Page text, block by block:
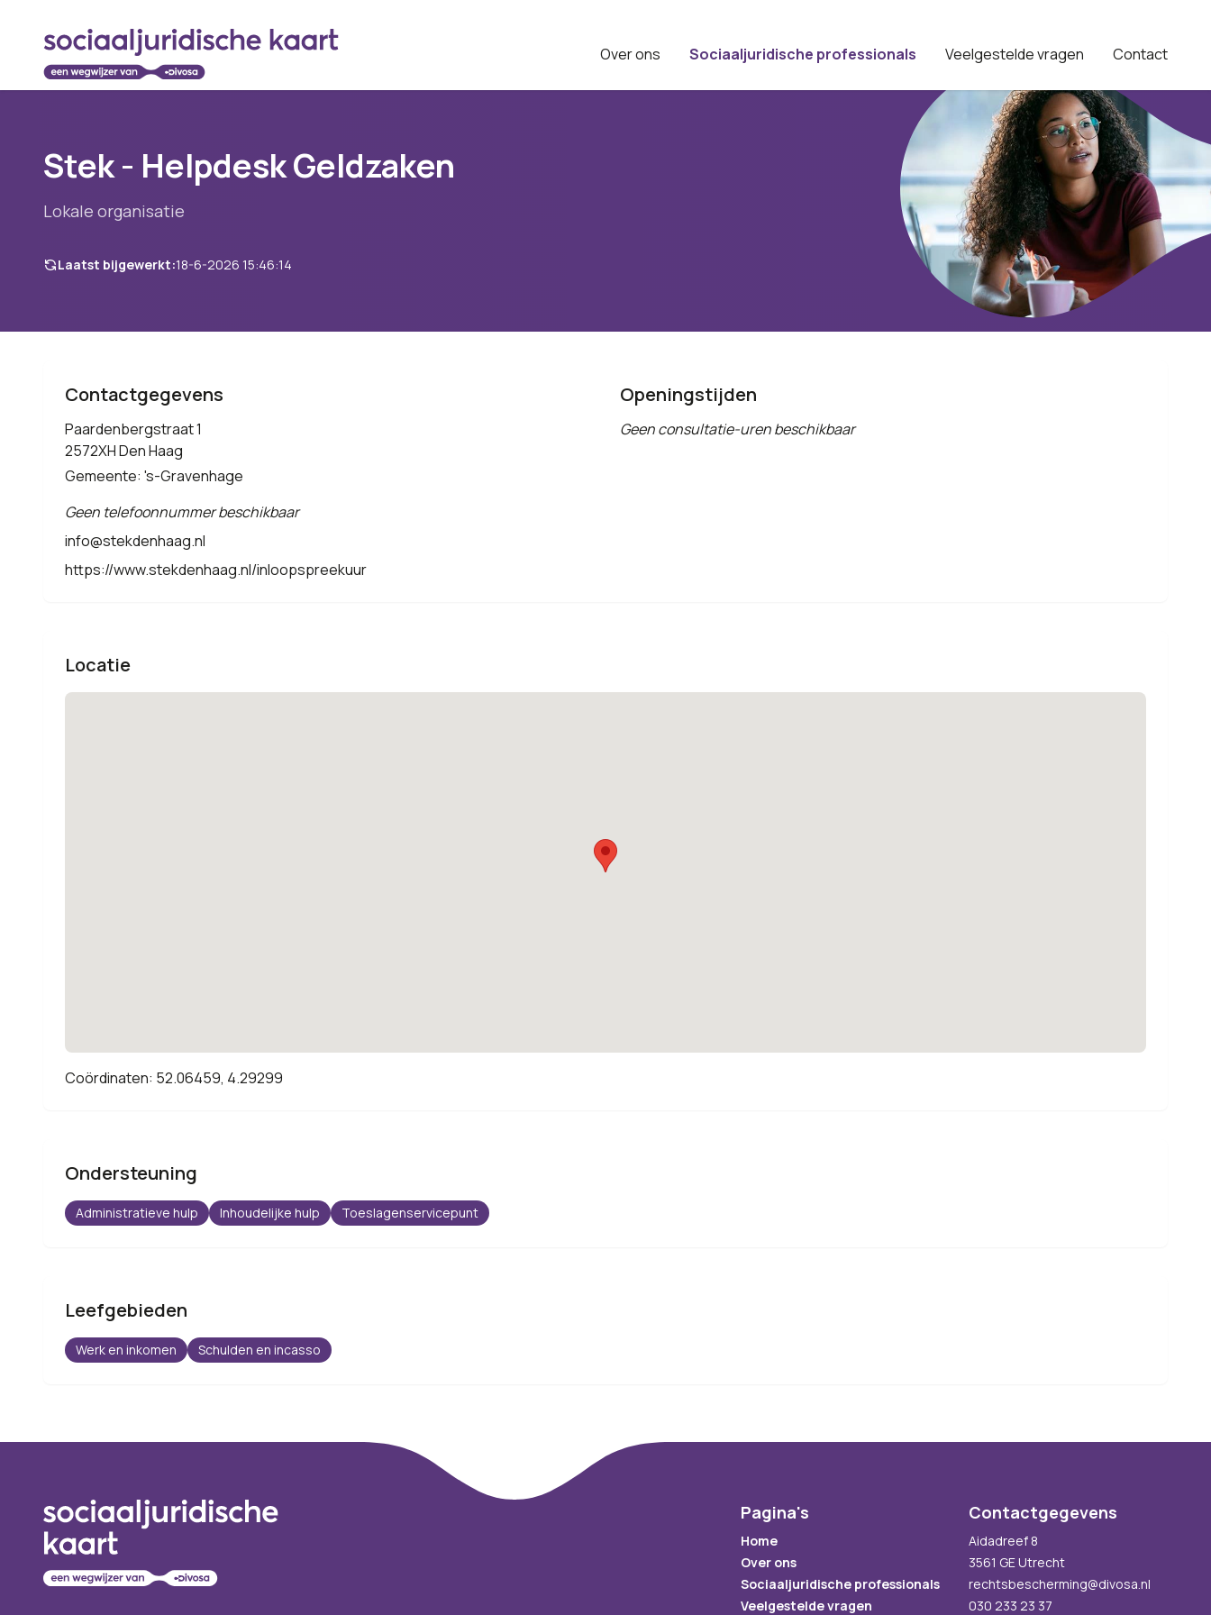
Over ons Sociaaljuridische professionals Veelgestelde vragen Contact
Stek - Helpdesk Geldzaken
Lokale organisatie
Laatst bijgewerkt:18-6-2026 15:46:14
Contactgegevens
Paardenbergstraat 1
2572XH Den Haag
Gemeente: 's-Gravenhage
Geen telefoonnummer beschikbaar
info@stekdenhaag.nl
https://www.stekdenhaag.nl/inloopspreekuur
Openingstijden
Geen consultatie-uren beschikbaar
Locatie
Coördinaten: 52.06459, 4.29299
Ondersteuning
Administratieve hulp Inhoudelijke hulp Toeslagenservicepunt
Leefgebieden
Werk en inkomen Schulden en incasso
Pagina's
Home
Over ons
Sociaaljuridische professionals
Veelgestelde vragen
Contactgegevens
Aidadreef 8
3561 GE Utrecht
rechtsbescherming@divosa.nl
030 233 23 37